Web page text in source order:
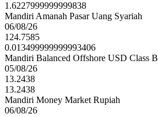
1.6227999999999838
Mandiri Amanah Pasar Uang Syariah
06/08/26
124.7585
0.013499999999993406
Mandiri Balanced Offshore USD Class B
05/08/26
13.2438
13.2438
Mandiri Money Market Rupiah
06/08/26